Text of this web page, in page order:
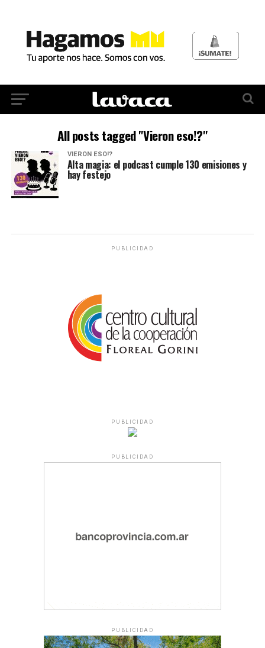
All posts tagged "Vieron eso!?"
VIERON ESO!?
Alta magia: el podcast cumple 130 emisiones y
hay festejo
PUBLICIDAD
PUBLICIDAD
PUBLICIDAD
PUBLICIDAD